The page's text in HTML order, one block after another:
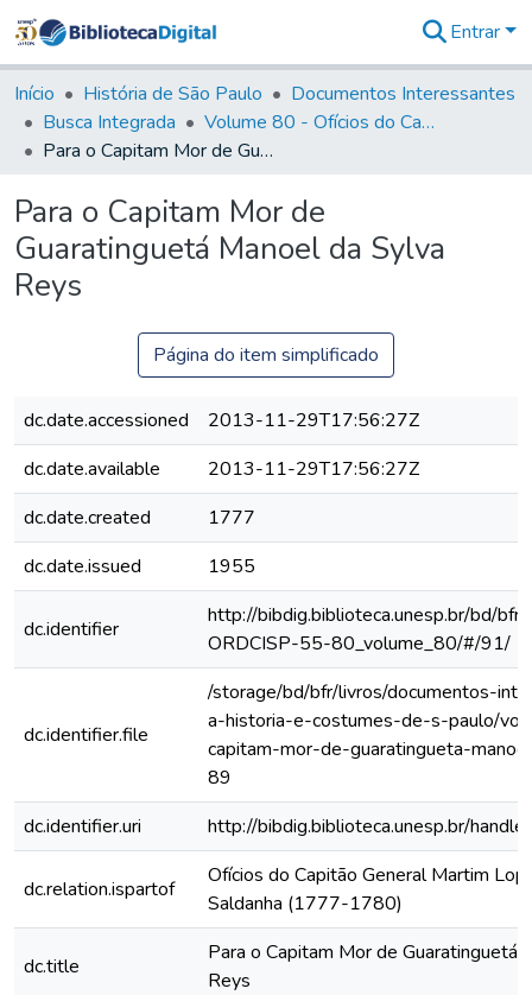
&
Coleções
Tudo na
Biblioteca
Estatísticas
Entrar
Início História de São Paulo
Documentos Interessantes
Busca Integrada
Volume 80 - Ofícios do Capitão General Martim Lopes Lobo de Saldanha (1777-1780)
Para o Capitam Mor de Guaratinguetá Manoel da Sylva Reys
Para o Capitam Mor de
Guaratinguetá Manoel da Sylva
Reys
Página do item simplificado
dc.date.accessioned
2013-11-29T17:56:27Z
dc.date.available
2013-11-29T17:56:27Z
dc.date.created
1777
dc.date.issued
1955
dc.identifier
http://bibdig.biblioteca.unesp.br/bd/
ORDCISP-55-80_volume_80/#/91/
dc.identifier.file
/storage/bd/bfr/livros/documentos-
a-historia-e-costumes-de-s-paulo/
capitam-mor-de-guaratingueta-
89
dc.identifier.uri
http://bibdig.biblioteca.unesp.br/
dc.relation.ispartof
Ofícios do Capitão General Martim
Saldanha (1777-1780)
dc.title
Para o Capitam Mor de Guaratinguetá
Reys